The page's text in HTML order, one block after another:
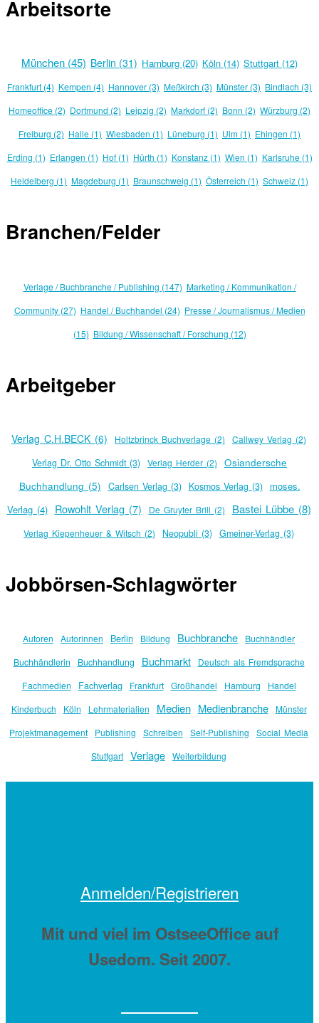
Arbeitsorte
München (45) Berlin (31) Hamburg (20) Köln (14) Stuttgart (12)
Frankfurt (4) Kempen (4) Hannover (3) Meßkirch (3) Münster (3) Bindlach (3)
Homeoffice (2) Dortmund (2) Leipzig (2) Markdorf (2) Bonn (2) Würzburg (2)
Freiburg (2) Halle (1) Wiesbaden (1) Lüneburg (1) Ulm (1) Ehingen (1)
Erding (1) Erlangen (1) Hof (1) Hürth (1) Konstanz (1) Wien (1) Karlsruhe (1)
Heidelberg (1) Magdeburg (1) Braunschweig (1) Österreich (1) Schweiz (1)
Branchen/Felder
Verlage / Buchbranche / Publishing (147) Marketing / Kommunikation /
Community (27) Handel / Buchhandel (24) Presse / Journalismus / Medien
(15) Bildung / Wissenschaft / Forschung (12)
Arbeitgeber
Verlag C.H.BECK (6) Holtzbrinck Buchverlage (2) Callwey Verlag (2)
Verlag Dr. Otto Schmidt (3) Verlag Herder (2)
Osiandersche
Buchhandlung (5)
Carlsen Verlag (3) Kosmos Verlag (3)
moses.
Verlag (4)
Rowohlt Verlag (7) De Gruyter Brill (2) Bastei Lübbe (8)
Verlag Kiepenheuer & Witsch (2) Neopubli (3) Gmeiner-Verlag (3)
Jobbörsen-Schlagwörter
Autoren Autorinnen Berlin Bildung Buchbranche
Buchhändler
Buchhändlerin
Buchhandlung Buchmarkt
Deutsch als Fremdsprache
Fachmedien
Fachverlag Frankfurt Großhandel Hamburg Handel
Kinderbuch Köln Lehrmaterialien Medien Medienbranche
Münster
Projektmanagement
Publishing Schreiben Self-Publishing
Social Media
Stuttgart Verlage Weiterbildung
Anmelden/Registrieren
Mit und viel im OstseeOffice auf
Usedom. Seit 2007.